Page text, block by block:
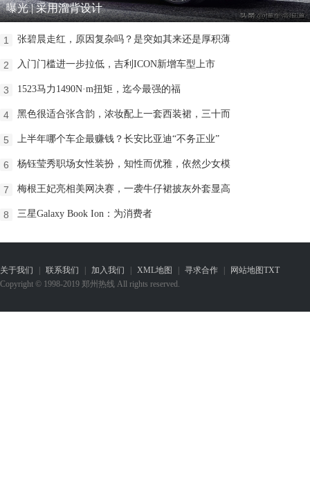
曝光 | 采用溜背设计
1 张碧晨走红，原因复杂吗？是突如其来还是厚积薄
2 入门门槛进一步拉低，吉利ICON新增车型上市
3 1523马力1490N·m扭矩，迄今最强的福
4 黑色很适合张含韵，浓妆配上一套西装裙，三十而
5 上半年哪个车企最赚钱？长安比亚迪“不务正业”
6 杨钰莹秀职场女性装扮，知性而优雅，依然少女模
7 梅根王妃亮相美网决赛，一袭牛仔裙披灰外套显高
8 三星Galaxy Book Ion：为消费者
关于我们 联系我们 加入我们 XML地图 寻求合作 网站地图TXT
Copyright © 1998-2019 郑州热线 All rights reserved.